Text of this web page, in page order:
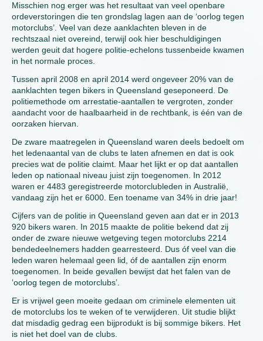
Misschien nog erger was het resultaat van veel openbare
ordeverstoringen die ten grondslag lagen aan de ‘oorlog tegen
motorclubs’. Veel van deze aanklachten bleven in de
rechtszaal niet overeind, terwijl ook hier beschuldigingen
werden geuit dat hogere politie-echelons tussenbeide kwamen
in het normale proces.
Tussen april 2008 en april 2014 werd ongeveer 20% van de
aanklachten tegen bikers in Queensland geseponeerd. De
politiemethode om arrestatie-aantallen te vergroten, zonder
aandacht voor de haalbaarheid in de rechtbank, is één van de
oorzaken hiervan.
De zware maatregelen in Queensland waren deels bedoelt om
het ledenaantal van de clubs te laten afnemen en dat is ook
precies wat de politie claimt. Maar het lijkt er op dat aantallen
leden op nationaal niveau juist zijn toegenomen. In 2012
waren er 4483 geregistreerde motorclubleden in Australië,
vandaag zijn het er 6000. Een toename van 34% in drie jaar!
Cijfers van de politie in Queensland geven aan dat er in 2013
920 bikers waren. In 2015 maakte de politie bekend dat zij
onder de zware nieuwe wetgeving tegen motorclubs 2214
bendedeelnemers hadden gearresteerd. Dus óf veel van die
leden waren helemaal geen lid, óf de aantallen zijn enorm
toegenomen. In beide gevallen bewijst dat het falen van de
‘oorlog tegen de motorclubs’.
Er is vrijwel geen moeite gedaan om criminele elementen uit
de motorclubs los te weken of te verwijderen. Uit studie blijkt
dat misdadig gedrag een bijprodukt is bij sommige bikers. Het
is niet het doel van de clubs.